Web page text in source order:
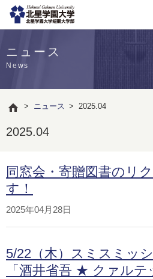
ニュース
News
> ニュース > 2025.04
2025.04
同窓会・寄贈図書のリ
す！
2025年04月28日
5/22（木）スミスミッ
「酒井省吾 ★ クァル